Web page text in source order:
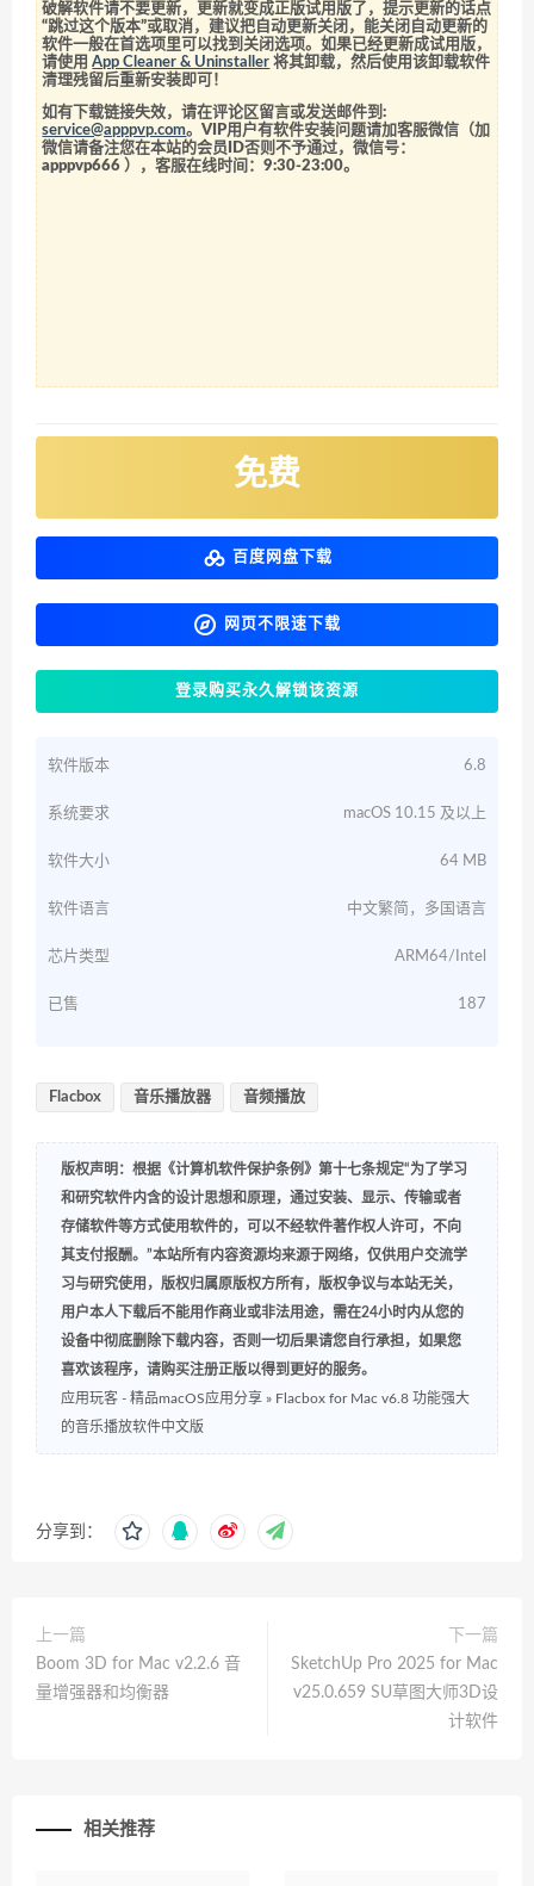
破解软件请不要更新，更新就变成正版试用版了，提示更新的话点
“跳过这个版本”或取消，建议把自动更新关闭，能关闭自动更新的
软件一般在首选项里可以找到关闭选项。如果已经更新成试用版，
请使用App Cleaner & Uninstaller 将其卸载，然后使用该卸载软件
清理残留后重新安装即可！
如有下载链接失效，请在评论区留言或发送邮件到:
service@apppvp.com。VIP用户有软件安装问题请加客服微信（加
微信请备注您在本站的会员ID否则不予通过，微信号：
apppvp666 ），客服在线时间：9:30-23:00。
免费
百度网盘下载
网页不限速下载
登录购买永久解锁该资源
软件版本 6.8
系统要求 macOS 10.15 及以上
软件大小 64 MB
软件语言 中文繁简，多国语言
芯片类型 ARM64/Intel
已售 187
Flacbox 音乐播放器 音频播放
版权声明：根据《计算机软件保护条例》第十七条规定“为了学习
和研究软件内含的设计思想和原理，通过安装、显示、传输或者
存储软件等方式使用软件的，可以不经软件著作权人许可，不向
其支付报酬。”本站所有内容资源均来源于网络，仅供用户交流学
习与研究使用，版权归属原版权方所有，版权争议与本站无关，
用户本人下载后不能用作商业或非法用途，需在24小时内从您的
设备中彻底删除下载内容，否则一切后果请您自行承担，如果您
喜欢该程序，请购买注册正版以得到更好的服务。
应用玩客 - 精品macOS应用分享 » Flacbox for Mac v6.8 功能强大
的音乐播放软件中文版
分享到：
上一篇
Boom 3D for Mac v2.2.6 音
量增强器和均衡器
下一篇
SketchUp Pro 2025 for Mac
v25.0.659 SU草图大师3D设
计软件
相关推荐